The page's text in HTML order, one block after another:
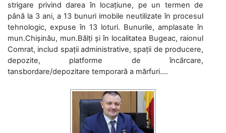
strigare privind darea în locațiune, pe un termen de
până la 3 ani, a 13 bunuri imobile neutilizate în procesul
tehnologic, expuse în 13 loturi. Bunurile, amplasate în
mun.Chișinău, mun.Bălți și în localitatea Bugeac, raionul
Comrat, includ spații administrative, spații de producere,
depozite, platforme de încărcare,
tansbordare/depozitare temporară a mărfuri....